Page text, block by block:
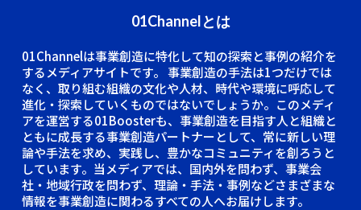
01Channelとは
01Channelは事業創造に特化して知の探索と事例の紹介を
するメディアサイトです。 事業創造の手法は1つだけでは
なく、取り組む組織の文化や人材、時代や環境に呼応して
進化・探索していくものではないでしょうか。このメディ
アを運営する01Boosterも、事業創造を目指す人と組織と
ともに成長する事業創造パートナーとして、常に新しい理
論や手法を求め、実践し、豊かなコミュニティを創ろうと
しています。当メディアでは、国内外を問わず、事業会
社・地域行政を問わず、理論・手法・事例などさまざまな
情報を事業創造に関わるすべての人へお届けします。